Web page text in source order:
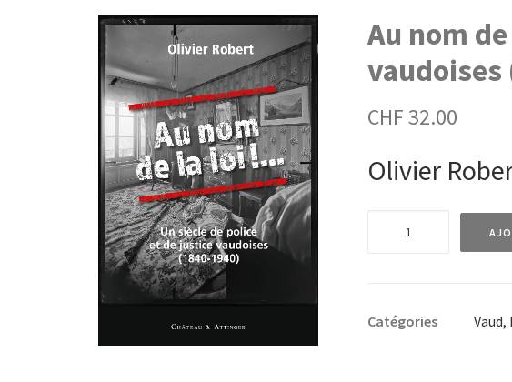
Au nom
vaudoises
CHF32.00
Olivier
de
Catégories Vaud,